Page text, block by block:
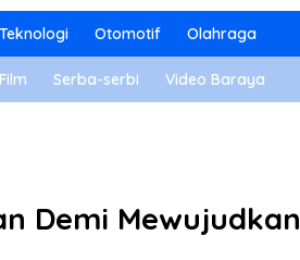
Teknologi Otomotif Olahraga
Film Serba-serbi Video Baraya
Demi Mewujudkan